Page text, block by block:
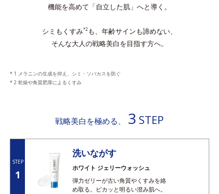
機能を高めて「自立した肌」へと導く。
シミもくすみ*2も、年齢サインも諦めない、
そんな大人の戦略美白を目指す方へ。
1 メラニンの生成を抑え、シミ・ソバカスを防ぐ
2 乾燥や角質肥厚によるくすみ
戦略美白を極める、 3 STEP
STEP
1
洗いながす
ホワイト ジェリーウォッシュ
弾力ゼリーが古い角質やくすみを絡
め取る。ピカッと明るい澄み肌へ。